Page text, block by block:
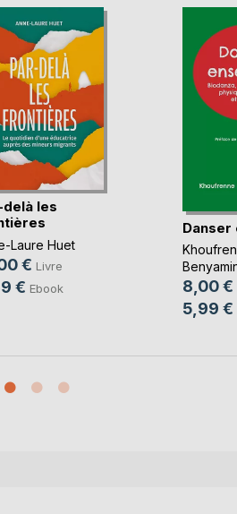
delà les
Laure Huet
€ Livre
€ Ebook
Danser
8,00 €
5,99 €